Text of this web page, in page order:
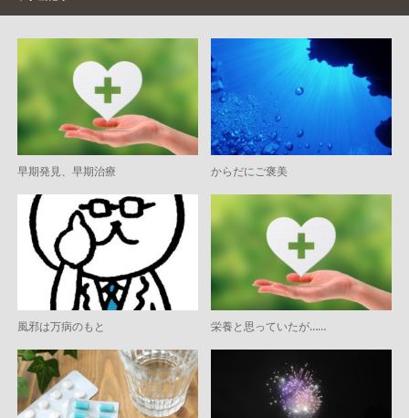
早期発見、早期治療 からだにご褒美
風邪は万病のもと 栄養と思っていたが……